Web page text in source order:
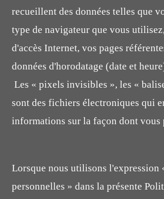
recueillent des données telles que
type de navigateur que vous
d'accès Internet, vos pages
données d'horodatage (date et
Les « pixels invisibles », les «
sont des fichiers électroniques qui
informations sur la façon dont vous
Lorsque nous utilisons l'expression
personnelles » dans la présente